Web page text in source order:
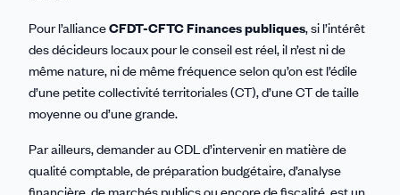
Pour l’allianceCFDT-CFTC Finances publiques, si l’intérêt
des décideurs locaux pour le conseil est réel, il n’est ni de
même nature, ni de même fréquence selon qu’on est l’édile
d’une petite collectivité territoriales (CT), d’une CT de taille
moyenne ou d’une grande.
Par ailleurs, demander au CDL d’intervenir en matière de
qualité comptable, de préparation budgétaire, d’analyse
financière, de marchés publics ou encore de fiscalité, est un